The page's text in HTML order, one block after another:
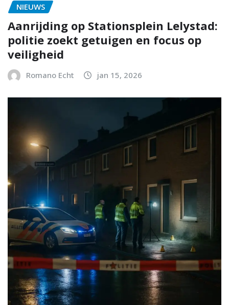
NIEUWS
Aanrijding op Stationsplein Lelystad:
politie zoekt getuigen en focus op
veiligheid
Romano Echt jan 15, 2026